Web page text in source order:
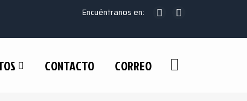
Encuéntranos en:
CONTACTO CORREO